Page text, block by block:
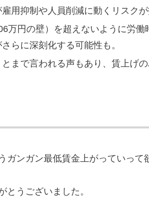
用抑制や人員削減に動くリスクが
万円の壁）を超えないように労
らに深刻化する可能性も。
まで言われる声もあり、賃上げ
ガンガン最低賃金上がっていって
とうございました。